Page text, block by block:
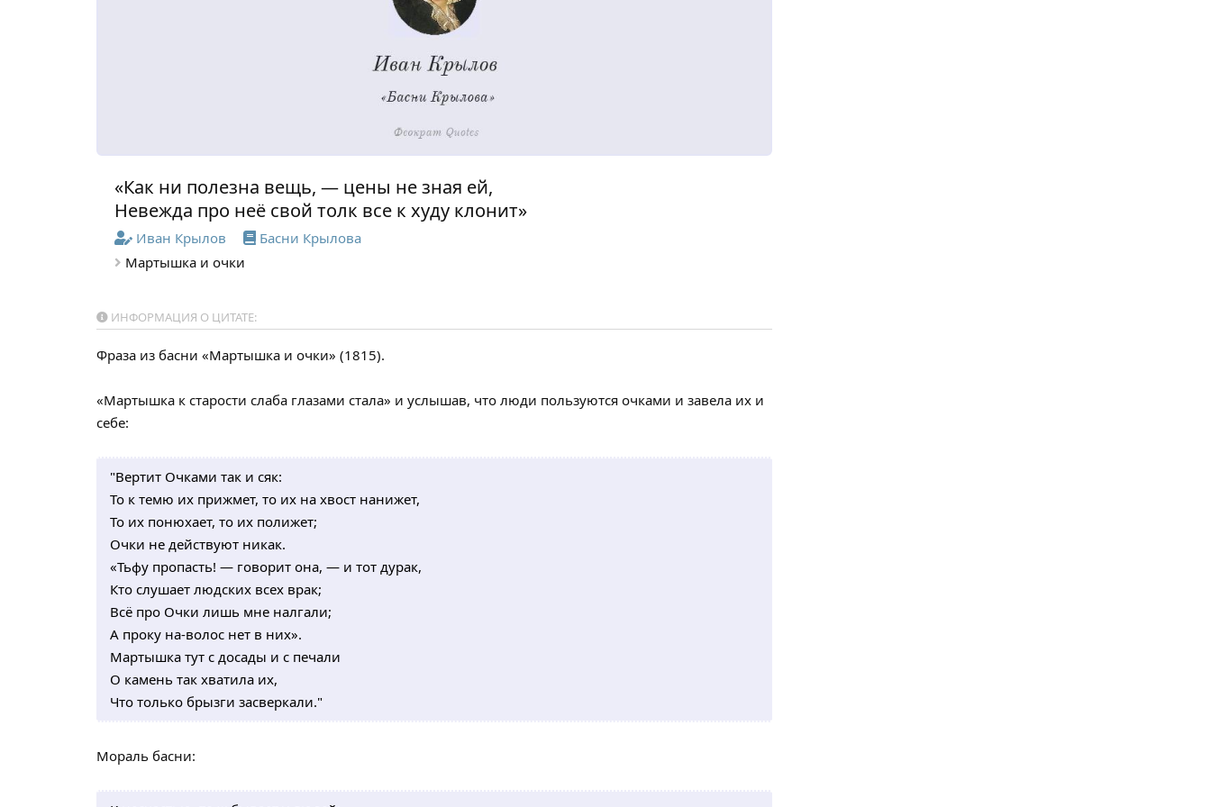
«Как ни полезна вещь, — цены не зная ей,
Невежда про неё свой толк все к худу клонит»
Иван Крылов
Басни Крылова
Мартышка и очки
ИНФОРМАЦИЯ О ЦИТАТЕ:
Фраза из басни «Мартышка и очки» (1815).
«Мартышка к старости слаба глазами стала» и услышав, что люди пользуются очками и завела их и
себе:
"Вертит Очками так и сяк:
То к темю их прижмет, то их на хвост нанижет,
То их понюхает, то их полижет;
Очки не действуют никак.
«Тьфу пропасть! — говорит она, — и тот дурак,
Кто слушает людских всех врак;
Всё про Очки лишь мне налгали;
А проку на-волос нет в них».
Мартышка тут с досады и с печали
О камень так хватила их,
Что только брызги засверкали."
Мораль басни: